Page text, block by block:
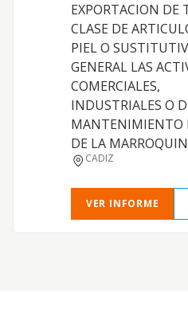
EXPORTACION DE
CLASE DE
PIEL O
GENERAL LAS
COMERCIALES,
INDUSTRIALES O
MANTENIMIENTO
DE LA
CADIZ
VER INFORME